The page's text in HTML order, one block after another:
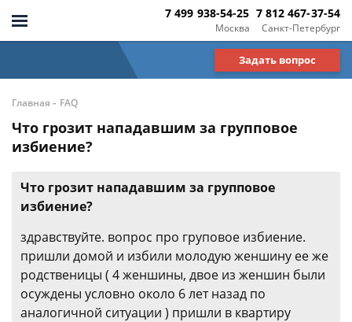
Москва
7 499 938-54-25
Санкт-Петербург
7 812 467-37-54
Задать вопрос
Главная - FAQ
Что грозит нападавшим за групповое
избиение?
Что грозит нападавшим за групповое
избиение?
здравствуйте. вопрос про груповое избиение.
пришли домой и избили молодую женшину ее же
родственицы ( 4 женшины, двое из женшин были
осуждены условно около 6 лет назад по
аналогичной ситуации ) пришли в квартиру